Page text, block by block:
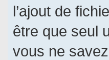
l’ajout de
être que seul
vous ne